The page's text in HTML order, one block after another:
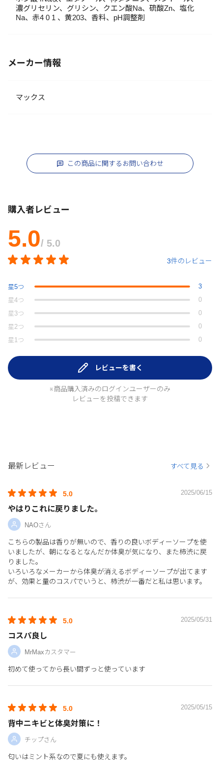
濃グリセリン、グリシン、クエン酸Na、硫酸Zn、塩化
Na、赤4 0 1 、黄203、香料、pH調整剤
メーカー情報
マックス
この商品に関するお問い合わせ
購入者レビュー
5.0/ 5.0
3件のレビュー
星5つ
3
星4つ
0
星 3つ
0
星 2つ
0
星 1つ 0
レビューを書く
※商品購入済みのログインユーザーのみ
レビューを投稿できます
最新レビュー すべて見る
5.0 2025/06/15
やはりこれに戻りました。
NAOさん
こちらの製品は香りが無いので、香りの良いボディーソープを使
いましたが、朝になるとなんだか体臭が気になり、また柿渋に戻
りました。
いろいろなメーカーから体臭が消えるボディーソープが出てます
が、効果と量のコスパでいうと、柿渋が一番だと私は思います。
5.0 2025/05/31
コスパ良し
MrMaxカスタマー
初めて使ってから長い間ずっと使っています
5.0 2025/05/15
背中ニキビと体臭対策に！
チップさん
匂いはミント系なので夏にも使えます。